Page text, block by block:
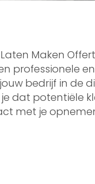
Maken
professionele
bedrijf in de
dat potentiële
met je